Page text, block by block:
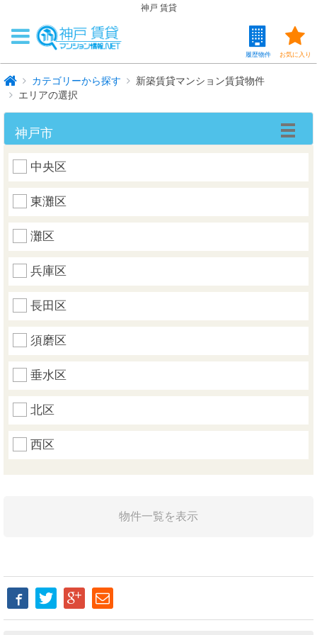
神戸 賃貸
お気に入り
履歴物件
カテゴリーから探す
新築賃貸マンション賃貸物件
エリアの選択
神戸市
中央区
東灘区
灘区
兵庫区
長田区
須磨区
垂水区
北区
西区